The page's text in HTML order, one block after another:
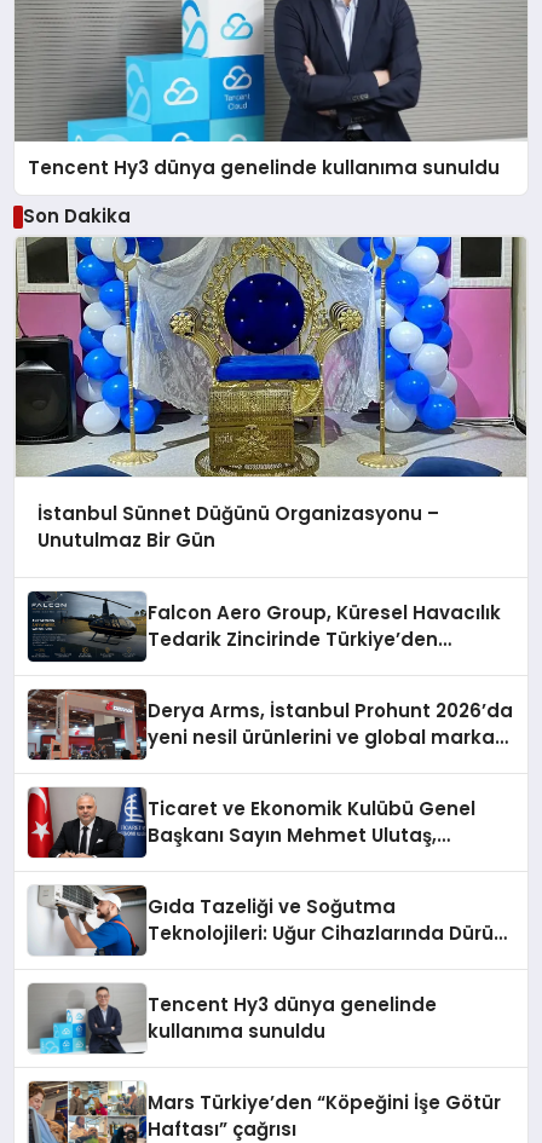
Tencent Hy3 dünya genelinde kullanıma sunuldu
Son Dakika
İstanbul Sünnet Düğünü Organizasyonu –
Unutulmaz Bir Gün
Falcon Aero Group, Küresel Havacılık
Tedarik Zincirinde Türkiye’den
Derya Arms, İstanbul Prohunt 2026’da
yeni nesil ürünlerini ve global marka
Ticaret ve Ekonomik Kulübü Genel
Başkanı Sayın Mehmet Ulutaş,
Gıda Tazeliği ve Soğutma
Teknolojileri: Uğur Cihazlarında Dürüst
Tencent Hy3 dünya genelinde
kullanıma sunuldu
Mars Türkiye’den “Köpeğini İşe Götür
Haftası” çağrısı